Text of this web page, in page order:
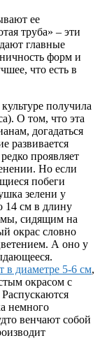
ее
труба» – эти
главные
форм и
что есть в
получила
О том, что эта
догадаться
развивается
проявляет
Но если
побеги
зелени у
14 см в длину
сидящим на
окрас словно
А оно у
в диаметре 5-6 см,
окрасом с
немного
венчают собой